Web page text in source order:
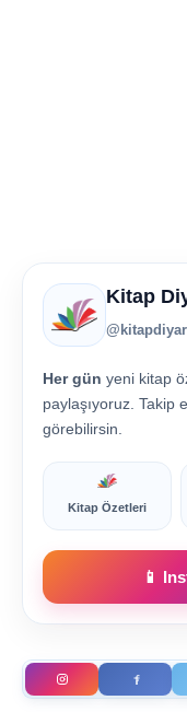
Kitap
Her gün yeni kitap
paylaşıyoruz. Takip
görebilirsin.
Kitap Özetleri
📱